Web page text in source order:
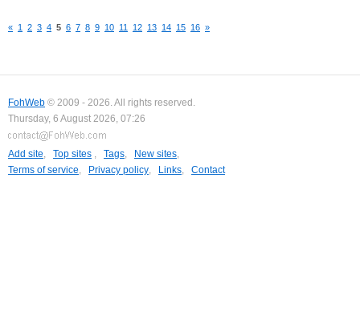
« 1 2 3 4 5 6 7 8 9 10 11 12 13 14 15 16 »
FohWeb © 2009 - 2026. All rights reserved.
Thursday, 6 August 2026, 07:26
Add site, Top sites , Tags, New sites,
Terms of service, Privacy policy, Links, Contact